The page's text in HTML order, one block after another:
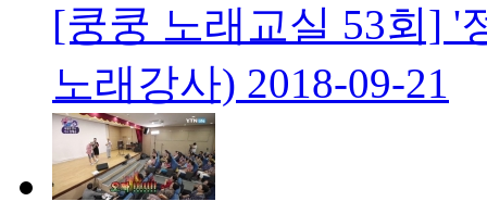
[쿵쿵 노래교실 53회] '
노래강사) 2018-09-21